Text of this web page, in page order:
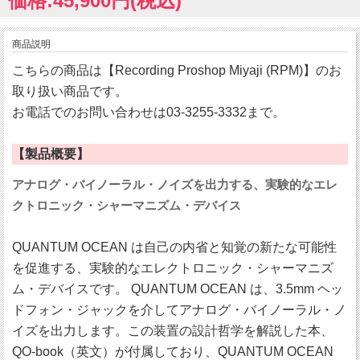
商品説明
こちらの商品は【Recording Proshop Miyaji (RPM)】のお
取り扱い商品です。
お電話でのお問い合わせは03-3255-3332まで。
【製品概要】
アナログ・バイノーラル・ノイズを出力する、実験的なエレ
クトロニック・シャーマニズム・デバイス
QUANTUM OCEAN は自己の内省と知覚の新たな可能性
を促進する、実験的なエレクトロニック・シャーマニズ
ム・デバイスです。 QUANTUM OCEAN は、3.5mm ヘッ
ドフォン・ジャックを介してアナログ・バイノーラル・ノ
イズを出力します。この装置の設計哲学を解説した本、
QO-book（英文）が付属しており、QUANTUM OCEAN